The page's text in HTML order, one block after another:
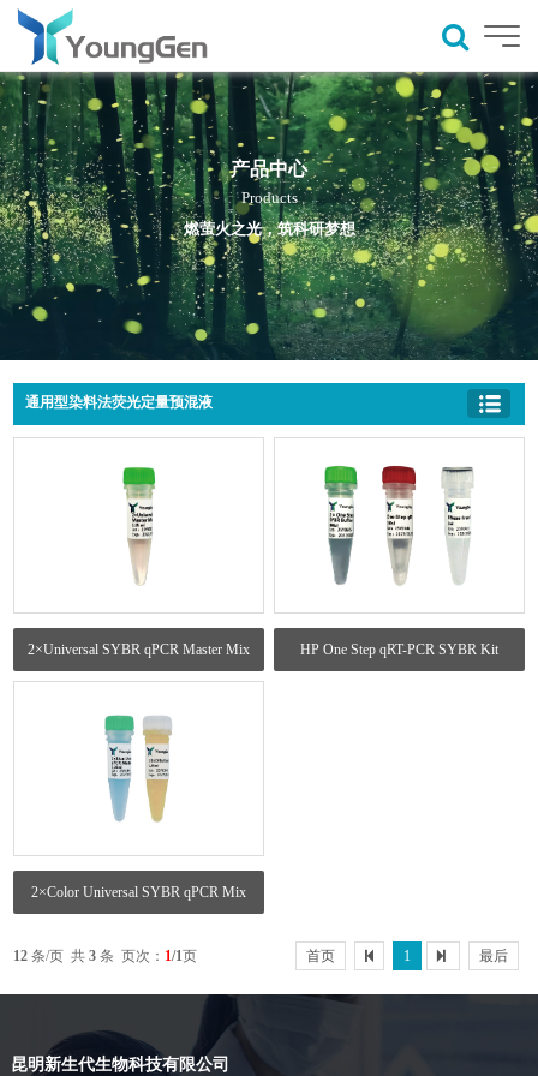
产品中心
Products
燃萤火之光，筑科研梦想
通用型染料法荧光定量预混液
2×Universal SYBR qPCR Master Mix HP One Step qRT-PCR SYBR Kit
2×Color Universal SYBR qPCR Mix
12 条/页 共3 条 页次： 1/1页 首页 1 最后
昆明新生代生物科技有限公司